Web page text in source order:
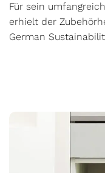
Für sein
erhielt der
German